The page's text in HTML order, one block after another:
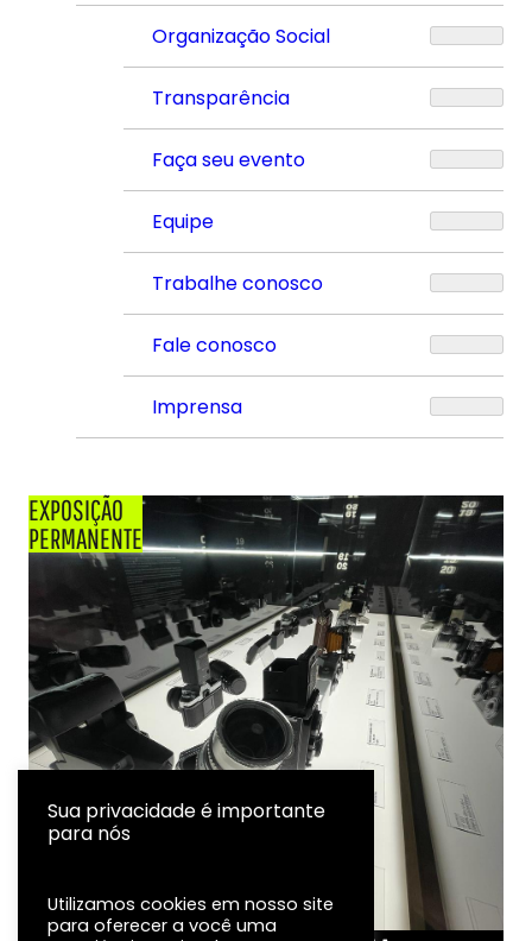
Organização Social
Transparência
Faça seu evento
Equipe
Trabalhe conosco
Fale conosco
Imprensa
EXPOSIÇÃO
PERMANENTE
Sua privacidade é importante
para nós
Utilizamos cookies em nosso site
para oferecer a você uma